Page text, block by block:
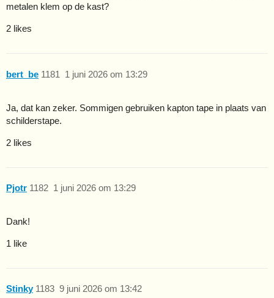
metalen klem op de kast?
2 likes
bert_be 1 juni 2026 om 13:29
1181
Ja, dat kan zeker. Sommigen gebruiken kapton tape in plaats van
schilderstape.
2 likes
Pjotr 1 juni 2026 om 13:29
1182
Dank!
1 like
Stinky 9 juni 2026 om 13:42
1183